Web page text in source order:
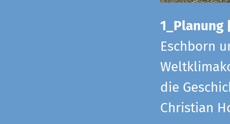
1_Planung
Eschborn
die
Christian